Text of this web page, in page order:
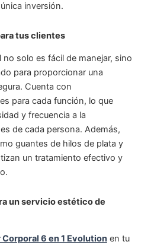
inversión.
tus clientes
solo es fácil de manejar, sino
para proporcionar una
Cuenta con
para cada función, lo que
y frecuencia a la
de cada persona. Además,
guantes de hilos de plata y
un tratamiento efectivo y
un servicio estético de
6 en 1 Evolutionen tu